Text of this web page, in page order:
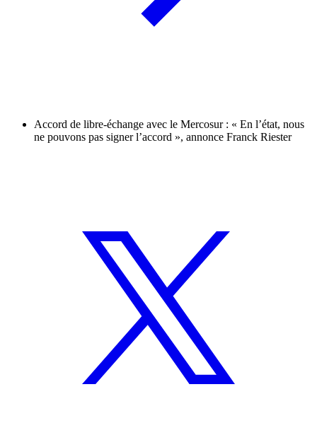
Accord de libre-échange avec le Mercosur : « En l’état, nous
ne pouvons pas signer l’accord », annonce Franck Riester